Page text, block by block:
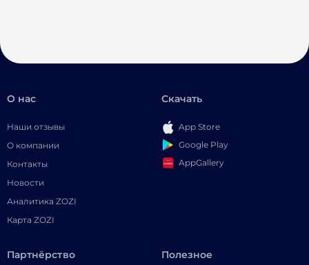
О нас
Наши отзывы
О компании
Контакты
Новости
Аналитика ZOZI
Карта ZOZI
Скачать
App Store
Google Play
AppGallery
Партнёрство Полезное